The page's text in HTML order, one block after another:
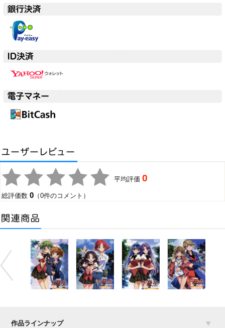
平均評価0
総評価数0 （0件のコメント）
作品ラインナップ